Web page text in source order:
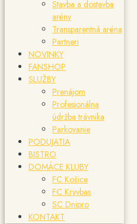
Stavba a dostavba
arény
Transparentná aréna
Partneri
NOVINKY
FANSHOP
SLUŽBY
Prenájom
Profesionálna
údržba trávnika
Parkovanie
PODUJATIA
BISTRO
DOMÁCE KLUBY
FC Košice
FC Kryvbas
SC Dnipro
KONTAKT